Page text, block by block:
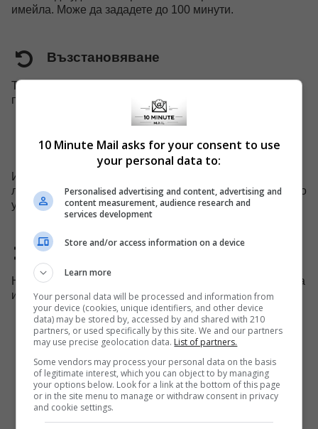
имейла. Може да зададете до 100 минути.
Възстановяване
Току-що изтрития ви имейл може да бъде възстановен,
преди напълно да е премахнат от системата.
Мобилна поддръжка
Имаме специален уебсайт за мобилни устройства,
лесно можете да използвате нашите услуги на мобилно
устройство.
Домейнът е променен
Ние заменяме името на домейна на всеки 45 дни, за да
избегнем блокиране на нашия домейн.
10 Minute Mail asks for your consent to use
your personal data to:
Personalised advertising and content, advertising and
content measurement, audience research and
services development
Store and/or access information on a device
Learn more
Your personal data will be processed and information from
your device (cookies, unique identifiers, and other device
data) may be stored by, accessed by and shared with 210
partners, or used specifically by this site. We and our partners
may use precise geolocation data. List of partners.
Some vendors may process your personal data on the basis
of legitimate interest, which you can object to by managing
your options below. Look for a link at the bottom of this page
or in the site menu to manage or withdraw consent in privacy
and cookie settings.